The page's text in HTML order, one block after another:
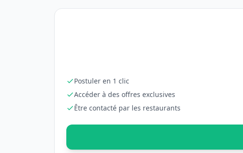
Postuler en 1 clic
Accéder à des offres exclusives
Être contacté par les restaurants